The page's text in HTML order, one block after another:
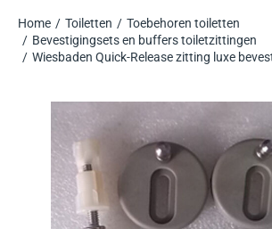
Je bent hier:
Home Toiletten
Toebehoren toiletten
Bevestigingsets en buffers toiletzittingen
Wiesbaden Quick-Release zitting luxe